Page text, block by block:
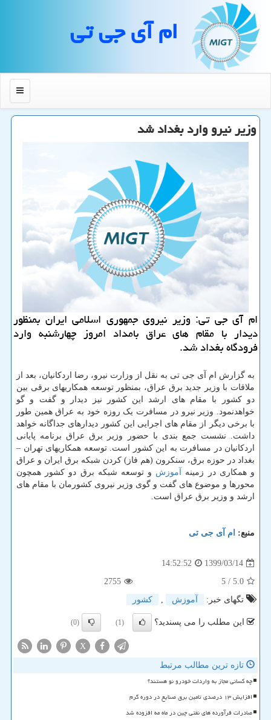
ام آی جی تی
منو
وزیر نیرو وارد بغداد شد
ام آی جی تی: وزیر نیروی جمهوری اسلامی ایران بمنظور
دیدار با مقام های عراق بامداد امروز چهارشنبه وارد
فرودگاه بغداد شد.
به گزارش ام آی جی تی به نقل از وزارت نیرو، رضا اردکانیان، بعد از
ملاقات با وزیر جدید برق عراق، بمنظور توسعه همکاریهای برقی بین
دو کشور با مقام های ارشد این کشور نیز دیدار و گفت و گو
خواهدنمود. وزیر نیرو در مسافرت یک روزه خود به عراق همین طور
با برخی دیگر از مقام های اجرایی این کشور دیدارهای جداگانه خواهد
داشت. نشست جمع بندی با حضور وزیر برق عراق برنامه پایانی
اردکانیان در مسافرت به این کشور است. توسعه همکاریهای تهران –
بغداد در حوزه برق، سنکرون (هم فاز) کردن شبکه برق ایران و عراق
و همکاری در زمینه آموزش و توسعه شبکه برق دو کشور همچون
محورها و موضوع های گفت و گوی وزیر نیروی کشورمان با مقام های
ارشد و وزیر برق عراق است.
منبع: ام آی جی تی
1399/03/14
14:52:52
5.0
/ 5
2755
تگهای خبر:
آموزش , كشور
این مطلب را می پسندید؟ (1)
(0)
X
تازه ترین مطالب مرتبط
چه کسانی مجاز به واردات خودرو نو هستند؟
افزایش ۱۳ درصدی تامین برق صنایع در دوره گرم
صادرات فرآورده های نفتی چین در ماه مه افزوده شد